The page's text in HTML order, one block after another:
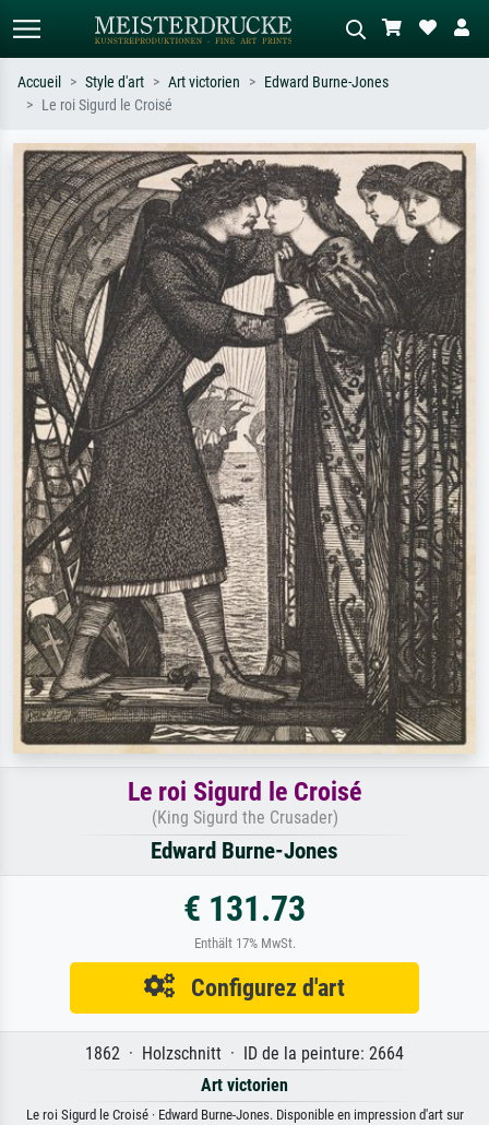
Recherchez par artiste, titre ou style –
ex. Monet, Nuit étoilée,
impressionnisme, vague de Hokusai,
nu.
Décrivez la scène – ex. prairie verte,
abstrait avec beaucoup de rouge,
tableau sombre, nu debout près d'un
arbre.
Accueil Style d'art Art victorien
Edward Burne-Jones
Le roi Sigurd le Croisé
Le roi Sigurd le Croisé
(King Sigurd the Crusader)
Edward Burne-Jones
€ 131.73
Enthält 17% MwSt.
Configurez d'art
1862 · Holzschnitt · ID de la peinture: 2664
Art victorien
Le roi Sigurd le Croisé · Edward Burne-Jones. Disponible en impression d'art sur